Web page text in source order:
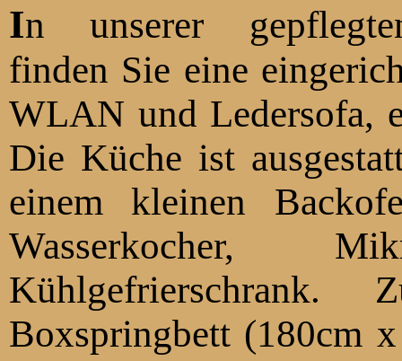
In unserer
finden Sie eine eingerichtete Wohnküche
WLAN und Ledersofa,
Die Küche ist
einem kleinen Backofen, Kaffeemaschine,
Wasserkocher,
Kühlgefrierschrank. Zum Schlafen steht ein
Boxspringbett